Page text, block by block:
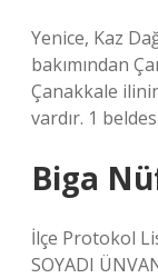
Yenice, Kaz
bakımından
Çanakkale
vardır. 1
Biga
İlçe Protokol
SOYADI